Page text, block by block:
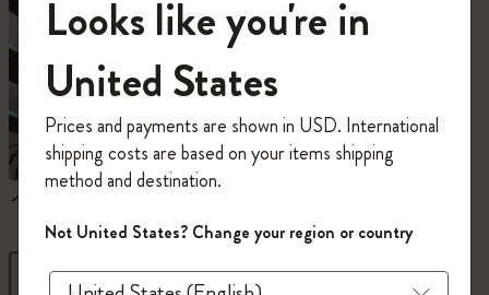
ノートブック
フィルター 並び替え
モレスキンの世界へようこそ
「WELCOME10」を入力すると、初回注
文が10%オフ＋送料無料になります。セ
ール・アウトレット品は適用外。
Moleskineアカウントを作成して限定オフ
ァーや会員特典、さらに多くのインスピ
レーションを手に入れましょう。
Looks like you're in
United States
Prices and payments are shown in USD. International
shipping costs are based on your items shipping
method and destination.
Not United States? Change your region or country